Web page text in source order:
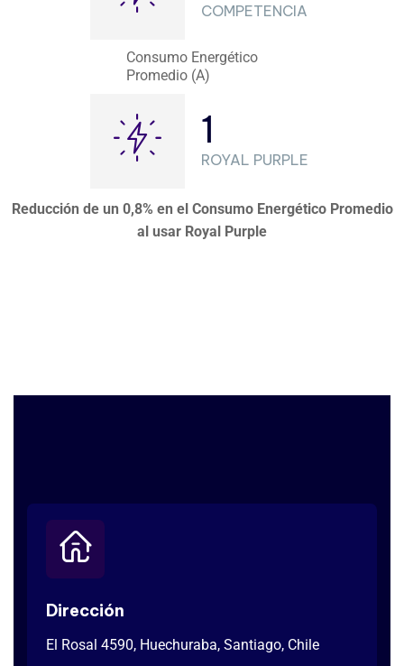
COMPETENCIA
Consumo Energético
Promedio (A)
1
ROYAL PURPLE
Reducción de un 0,8% en el Consumo Energético Promedio
al usar Royal Purple
Dirección
El Rosal 4590, Huechuraba, Santiago, Chile